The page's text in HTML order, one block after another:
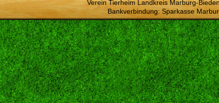
Verein Tierheim Landkreis Marburg-
Bankverbindung: Sparkasse